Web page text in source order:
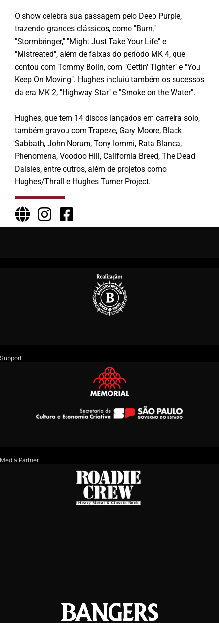
O show celebra sua passagem pelo Deep Purple,
trazendo grandes clássicos, como "Burn,"
"Stormbringer," "Might Just Take Your Life" e
"Mistreated", além de faixas do período MK 4, que
contou com Tommy Bolin, com "Gettin' Tighter" e "You
Keep On Moving". Hughes incluiu também os sucessos
da era MK 2, "Highway Star" e "Smoke on the Water".
Hughes, que tem 14 discos lançados em carreira solo,
também gravou com Trapeze, Gary Moore, Black
Sabbath, John Norum, Tony Iommi, Rata Blanca,
Phenomena, Voodoo Hill, California Breed, The Dead
Daisies, entre outros, além de projetos como
Hughes/Thrall e Hughes Turner Project.
Support
Media Partner